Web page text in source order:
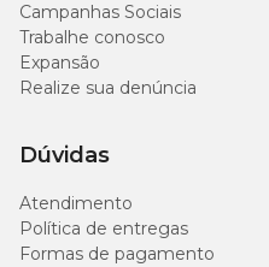
Campanhas Sociais
Trabalhe conosco
Expansão
Realize sua denúncia
Dúvidas
Atendimento
Política de entregas
Formas de pagamento